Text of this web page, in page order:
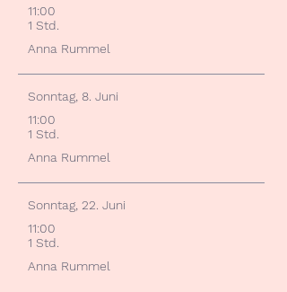
11:00
1 Std.​
Anna Rummel
Sonntag, 8. Juni
11:00
1 Std.​
Anna Rummel
Sonntag, 22. Juni
11:00
1 Std.​
Anna Rummel